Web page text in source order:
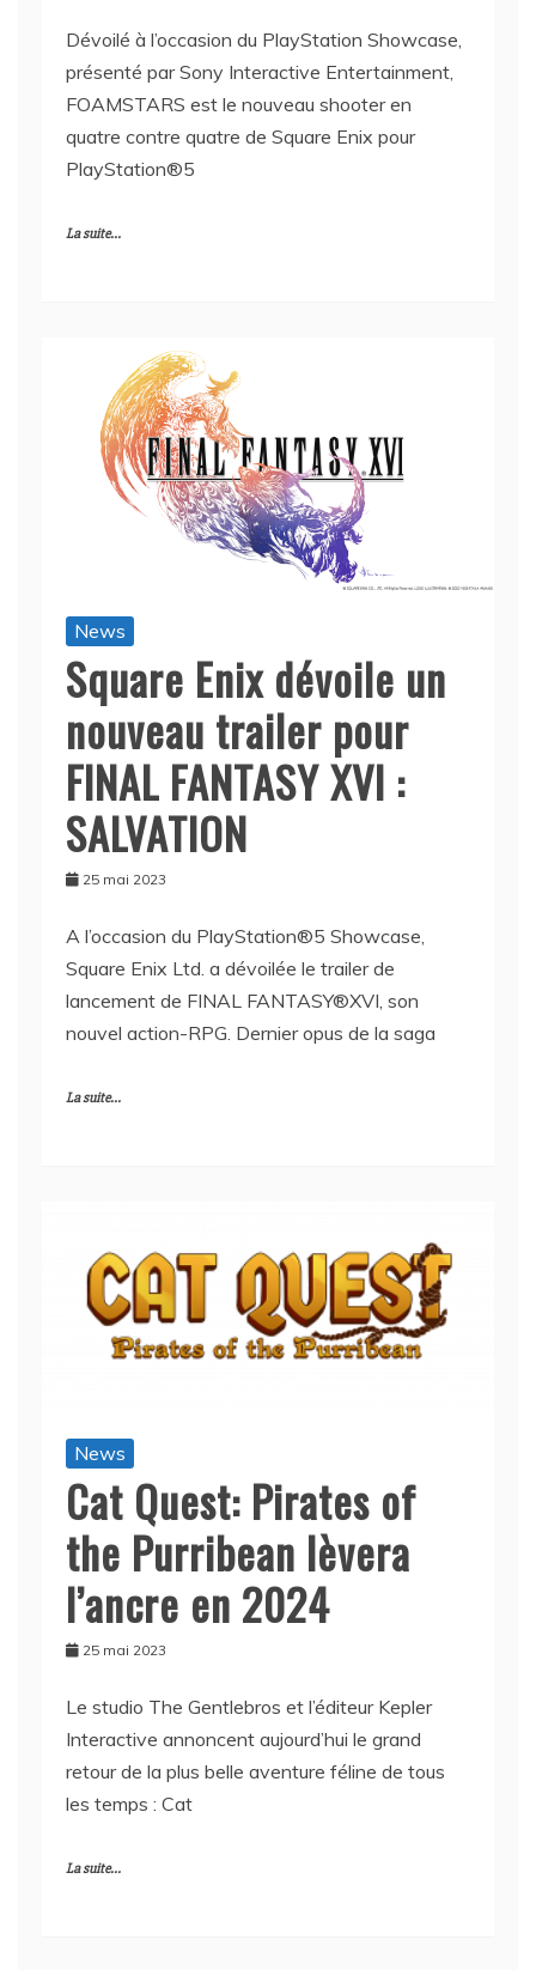
Dévoilé à l’occasion du PlayStation Showcase,
présenté par Sony Interactive Entertainment,
FOAMSTARS est le nouveau shooter en
quatre contre quatre de Square Enix pour
PlayStation®5
La suite...
News
Square Enix dévoile un
nouveau trailer pour
FINAL FANTASY XVI :
SALVATION
25 mai 2023
A l’occasion du PlayStation®5 Showcase,
Square Enix Ltd. a dévoilée le trailer de
lancement de FINAL FANTASY®XVI, son
nouvel action-RPG. Dernier opus de la saga
La suite...
News
Cat Quest: Pirates of
the Purribean lèvera
l’ancre en 2024
25 mai 2023
Le studio The Gentlebros et l’éditeur Kepler
Interactive annoncent aujourd’hui le grand
retour de la plus belle aventure féline de tous
les temps : Cat
La suite...